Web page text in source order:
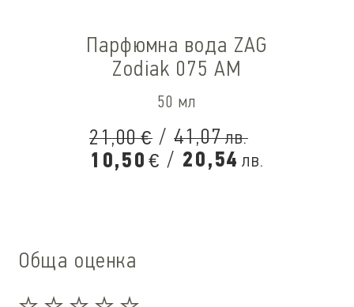
Парфюмна вода ZAG
Zodiak 075 AM
50 мл
21,00€ / 41,07лв.
10,50 € / 20,54 лв.
Обща оценка